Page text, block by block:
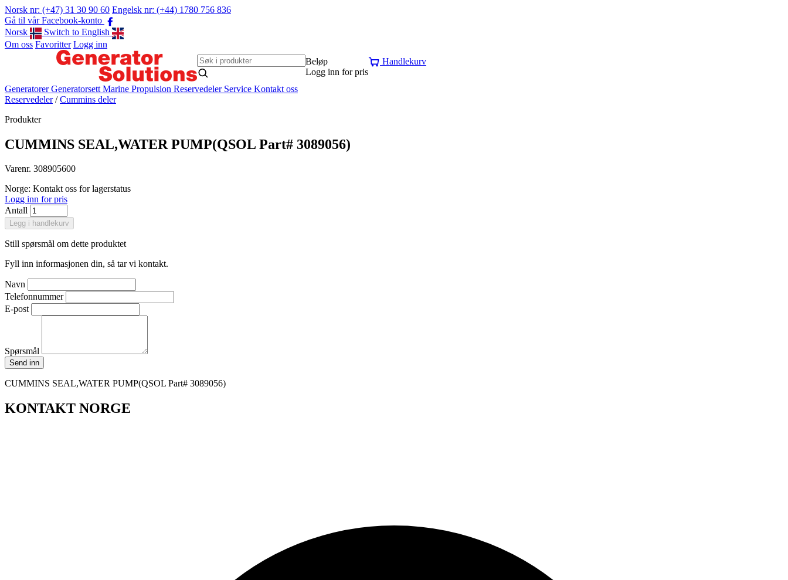
Norsk nr: (+47) 31 30 90 60 Engelsk nr: (+44) 1780 756 836
Gå til vår Facebook-konto
Norsk
Switch to English
Om oss Favoritter Logg inn
Beløp
Logg inn for pris
Handlekurv
GeneratorerGeneratorsett Marine Propulsion Reservedeler Service Kontakt oss
Reservedeler / Cummins deler
Produkter
CUMMINS SEAL,WATER PUMP(QSOL Part# 3089056)
Varenr. 308905600
Norge: Kontakt oss for lagerstatus
Logg inn for pris
Antall
Legg i handlekurv
Still spørsmål om dette produktet
Fyll inn informasjonen din, så tar vi kontakt.
Navn
Telefonnummer
E-post
Spørsmål
Send inn
CUMMINS SEAL,WATER PUMP(QSOL Part# 3089056)
KONTAKT NORGE